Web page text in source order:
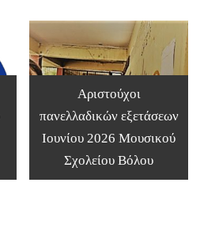
Αριστούχοι
πανελλαδικών εξετάσεων
Ιουνίου 2026 Μουσικού
Σχολείου Βόλου